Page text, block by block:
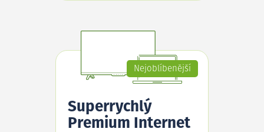
Nejoblíbenější
Superrychlý
Premium Internet